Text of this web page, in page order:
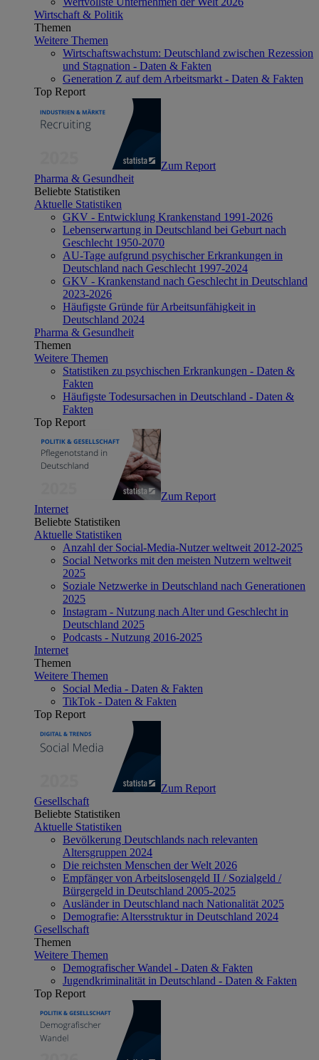
Wirtschaft & Politik
Themen
Weitere Themen
Wirtschaftswachstum: Deutschland zwischen Rezession
und Stagnation - Daten & Fakten
Generation Z auf dem Arbeitsmarkt - Daten & Fakten
Top Report
Zum Report
Pharma & Gesundheit
Beliebte Statistiken
Aktuelle Statistiken
GKV - Entwicklung Krankenstand 1991-2026
Lebenserwartung in Deutschland bei Geburt nach
Geschlecht 1950-2070
AU-Tage aufgrund psychischer Erkrankungen in
Deutschland nach Geschlecht 1997-2024
GKV - Krankenstand nach Geschlecht in Deutschland
2023-2026
Häufigste Gründe für Arbeitsunfähigkeit in
Deutschland 2024
Pharma & Gesundheit
Themen
Weitere Themen
Statistiken zu psychischen Erkrankungen - Daten &
Fakten
Häufigste Todesursachen in Deutschland - Daten &
Fakten
Top Report
Zum Report
Internet
Beliebte Statistiken
Aktuelle Statistiken
Anzahl der Social-Media-Nutzer weltweit 2012-2025
Social Networks mit den meisten Nutzern weltweit
2025
Soziale Netzwerke in Deutschland nach Generationen
2025
Instagram - Nutzung nach Alter und Geschlecht in
Deutschland 2025
Podcasts - Nutzung 2016-2025
Internet
Themen
Weitere Themen
Social Media - Daten & Fakten
TikTok - Daten & Fakten
Top Report
Zum Report
Gesellschaft
Beliebte Statistiken
Aktuelle Statistiken
Bevölkerung Deutschlands nach relevanten
Altersgruppen 2024
Die reichsten Menschen der Welt 2026
Empfänger von Arbeitslosengeld II / Sozialgeld /
Bürgergeld in Deutschland 2005-2025
Ausländer in Deutschland nach Nationalität 2025
Demografie: Altersstruktur in Deutschland 2024
Gesellschaft
Themen
Weitere Themen
Demografischer Wandel - Daten & Fakten
Jugendkriminalität in Deutschland - Daten & Fakten
Top Report